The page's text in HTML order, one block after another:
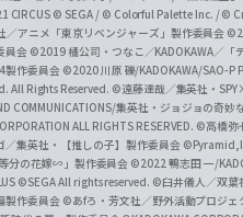
CIRCUS © SEGA / © Colorful Palette Inc. / ©
／アニメ「東京リベンジャーズ」製作委員会
員会 ©2019 橘公司・つなこ／KADOKAWA／
製作委員会 ©2020 川原 礫/KADOKAWA/SAO-P
All Rights Reserved. ©遠藤達哉／集英社・
COMMUNICATIONS/集英社・ジョジョの奇妙
ALL RIGHTS RESERVED. ©高橋弥
集英社・【推しの子】製作委員会
分の花嫁∽」製作委員会 ©2022 鴨志田 一/
©SEGA All rights reserved. ©臼井儀人／双葉
製作委員会 ©あfろ・芳文社／野外活動プロジェ